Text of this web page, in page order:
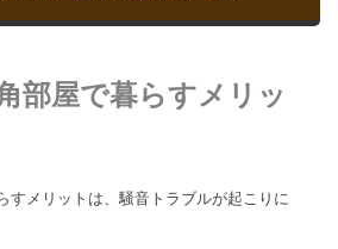
部屋で暮らすメリッ
すメリットは、騒音トラブルが起こりに